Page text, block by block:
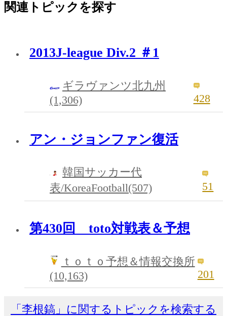
関連トピックを探す
2013J-league Div.2 ＃1
ギラヴァンツ北九州
(1,306)
428
アン・ジョンファン復活
韓国サッカー代
表/KoreaFootball(507)
51
第430回 toto対戦表＆予想
ｔｏｔｏ予想＆情報交換所
(10,163)
201
「李根鎬」に関するトピックを検索する